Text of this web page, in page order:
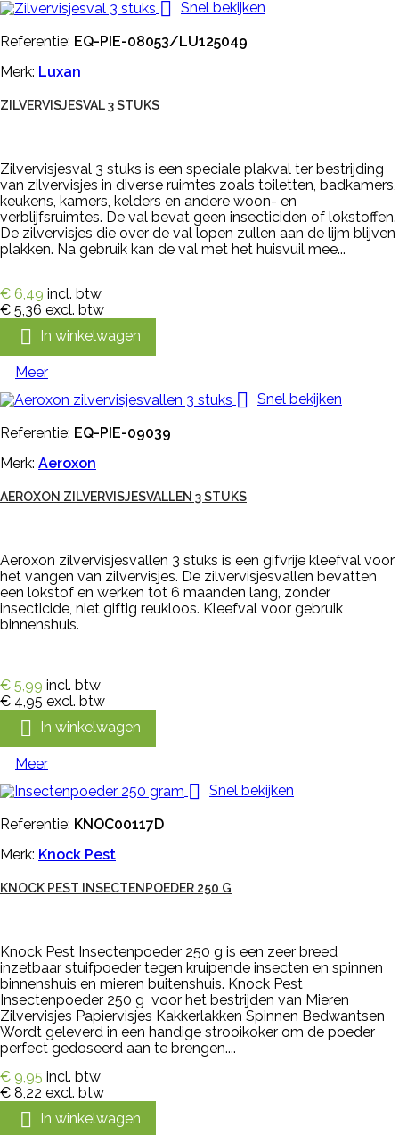
 Snel bekijken
Referentie: EQ-PIE-08053/LU125049
Merk: Luxan
ZILVERVISJESVAL 3 STUKS
Zilvervisjesval 3 stuks is een speciale plakval ter bestrijding
van zilvervisjes in diverse ruimtes zoals toiletten, badkamers,
keukens, kamers, kelders en andere woon- en
verblijfsruimtes. De val bevat geen insecticiden of lokstoffen.
De zilvervisjes die over de val lopen zullen aan de lijm blijven
plakken. Na gebruik kan de val met het huisvuil mee...
€ 6,49 incl. btw
€ 5,36 excl. btw
 In winkelwagen
Meer
 Snel bekijken
Referentie: EQ-PIE-09039
Merk: Aeroxon
AEROXON ZILVERVISJESVALLEN 3 STUKS
Aeroxon zilvervisjesvallen 3 stuks is een gifvrije kleefval voor
het vangen van zilvervisjes. De zilvervisjesvallen bevatten
een lokstof en werken tot 6 maanden lang, zonder
insecticide, niet giftig reukloos. Kleefval voor gebruik
binnenshuis.
€ 5,99 incl. btw
€ 4,95 excl. btw
 In winkelwagen
Meer
 Snel bekijken
Referentie: KNOC00117D
Merk: Knock Pest
KNOCK PEST INSECTENPOEDER 250 G
Knock Pest Insectenpoeder 250 g is een zeer breed
inzetbaar stuifpoeder tegen kruipende insecten en spinnen
binnenshuis en mieren buitenshuis. Knock Pest
Insectenpoeder 250 g voor het bestrijden van Mieren
Zilvervisjes Papiervisjes Kakkerlakken Spinnen Bedwantsen
Wordt geleverd in een handige strooikoker om de poeder
perfect gedoseerd aan te brengen....
€ 9,95 incl. btw
€ 8,22 excl. btw
 In winkelwagen